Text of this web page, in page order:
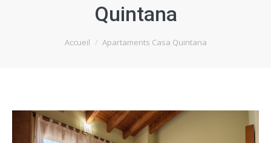
Quintana
Vous êtes ici :Accueil Apartaments Casa Quintana